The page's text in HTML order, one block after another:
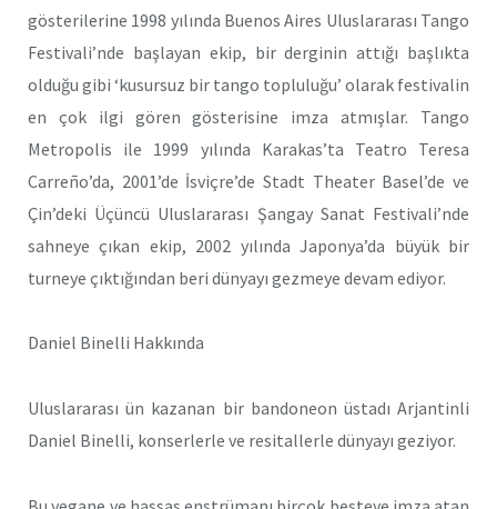
gösterilerine 1998 yılında Buenos Aires Uluslararası Tango
Festivali’nde başlayan ekip, bir derginin attığı başlıkta
olduğu gibi ‘kusursuz bir tango topluluğu’ olarak festivalin
en çok ilgi gören gösterisine imza atmışlar. Tango
Metropolis ile 1999 yılında Karakas’ta Teatro Teresa
Carreño’da, 2001’de İsviçre’de Stadt Theater Basel’de ve
Çin’deki Üçüncü Uluslararası Şangay Sanat Festivali’nde
sahneye çıkan ekip, 2002 yılında Japonya’da büyük bir
turneye çıktığından beri dünyayı gezmeye devam ediyor.
Daniel Binelli Hakkında
Uluslararası ün kazanan bir bandoneon üstadı Arjantinli
Daniel Binelli, konserlerle ve resitallerle dünyayı geziyor.